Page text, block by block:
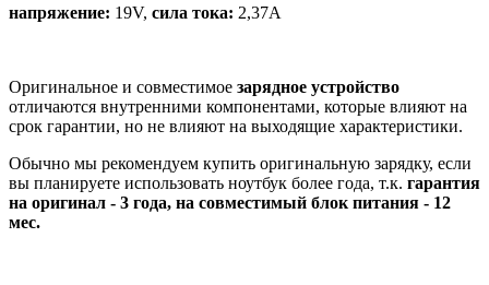
напряжение: 19V, сила тока: 2,37A
Оригинальное и совместимое зарядное устройство
отличаются внутренними компонентами, которые влияют на
срок гарантии, но не влияют на выходящие характеристики.
Обычно мы рекомендуем купить оригинальную зарядку, если
вы планируете использовать ноутбук более года, т.к. гарантия
на оригинал - 3 года, на совместимый блок питания - 12
мес.